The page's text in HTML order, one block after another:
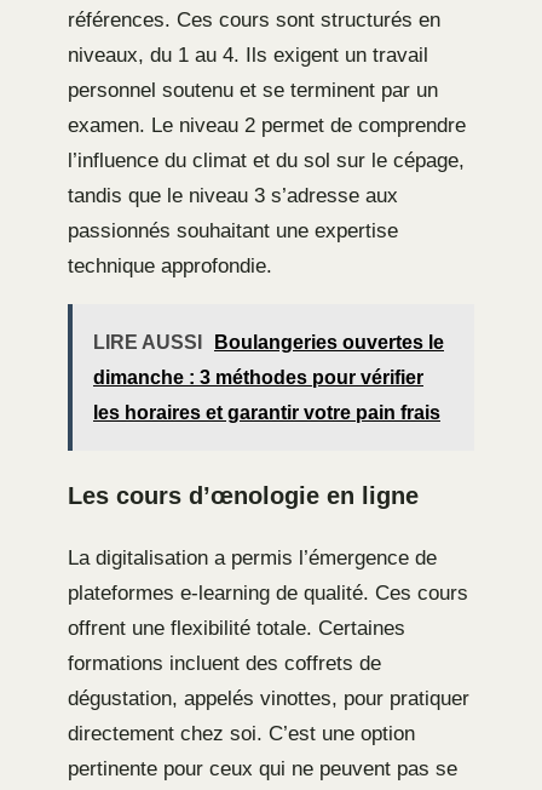
références. Ces cours sont structurés en
niveaux, du 1 au 4. Ils exigent un travail
personnel soutenu et se terminent par un
examen. Le niveau 2 permet de comprendre
l’influence du climat et du sol sur le cépage,
tandis que le niveau 3 s’adresse aux
passionnés souhaitant une expertise
technique approfondie.
LIRE AUSSI
Boulangeries ouvertes le
dimanche : 3 méthodes pour vérifier
les horaires et garantir votre pain frais
Les cours d’œnologie en ligne
La digitalisation a permis l’émergence de
plateformes e-learning de qualité. Ces cours
offrent une flexibilité totale. Certaines
formations incluent des coffrets de
dégustation, appelés vinottes, pour pratiquer
directement chez soi. C’est une option
pertinente pour ceux qui ne peuvent pas se